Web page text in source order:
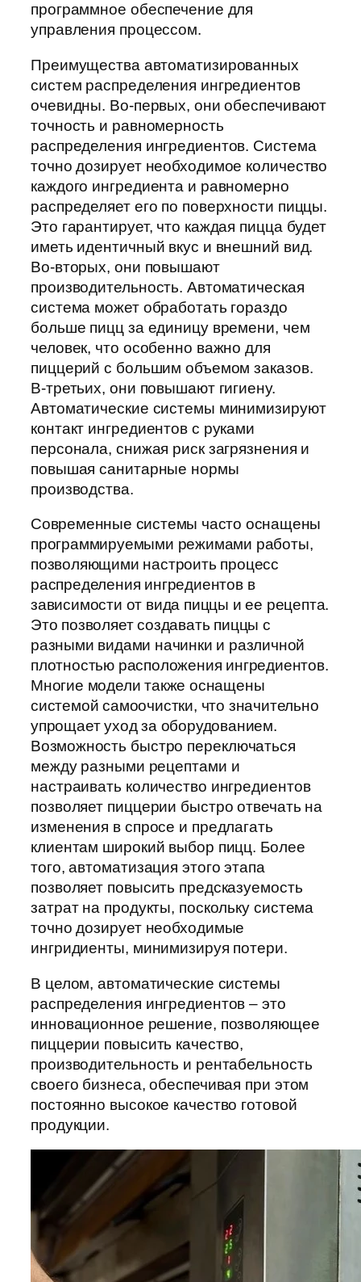
программное обеспечение для
управления процессом.
Преимущества автоматизированных
систем распределения ингредиентов
очевидны. Во-первых, они обеспечивают
точность и равномерность
распределения ингредиентов. Система
точно дозирует необходимое количество
каждого ингредиента и равномерно
распределяет его по поверхности пиццы.
Это гарантирует, что каждая пицца будет
иметь идентичный вкус и внешний вид.
Во-вторых, они повышают
производительность. Автоматическая
система может обработать гораздо
больше пицц за единицу времени, чем
человек, что особенно важно для
пиццерий с большим объемом заказов.
В-третьих, они повышают гигиену.
Автоматические системы минимизируют
контакт ингредиентов с руками
персонала, снижая риск загрязнения и
повышая санитарные нормы
производства.
Современные системы часто оснащены
программируемыми режимами работы,
позволяющими настроить процесс
распределения ингредиентов в
зависимости от вида пиццы и ее рецепта.
Это позволяет создавать пиццы с
разными видами начинки и различной
плотностью расположения ингредиентов.
Многие модели также оснащены
системой самоочистки, что значительно
упрощает уход за оборудованием.
Возможность быстро переключаться
между разными рецептами и
настраивать количество ингредиентов
позволяет пиццерии быстро отвечать на
изменения в спросе и предлагать
клиентам широкий выбор пицц. Более
того, автоматизация этого этапа
позволяет повысить предсказуемость
затрат на продукты, поскольку система
точно дозирует необходимые
ингридиенты, минимизируя потери.
В целом, автоматические системы
распределения ингредиентов – это
инновационное решение, позволяющее
пиццерии повысить качество,
производительность и рентабельность
своего бизнеса, обеспечивая при этом
постоянно высокое качество готовой
продукции.